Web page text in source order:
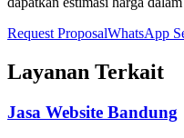
Request ProposalWhatsApp
Layanan Terkait
Jasa Website Bandung